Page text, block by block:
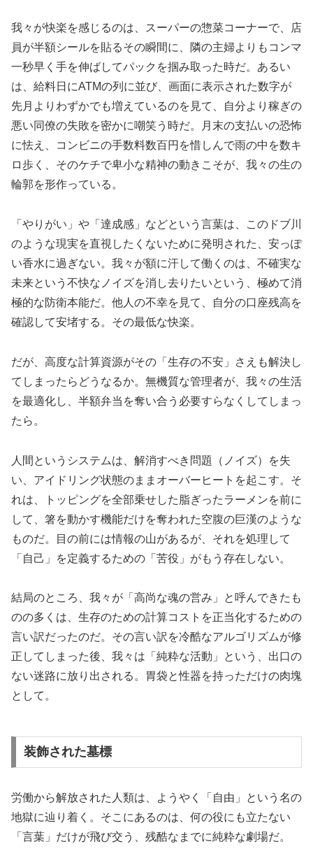
我々が快楽を感じるのは、スーパーの惣菜コーナーで、店
員が半額シールを貼るその瞬間に、隣の主婦よりもコンマ
一秒早く手を伸ばしてパックを掴み取った時だ。あるい
は、給料日にATMの列に並び、画面に表示された数字が
先月よりわずかでも増えているのを見て、自分より稼ぎの
悪い同僚の失敗を密かに嘲笑う時だ。月末の支払いの恐怖
に怯え、コンビニの手数料数百円を惜しんで雨の中を数キ
ロ歩く、そのケチで卑小な精神の動きこそが、我々の生の
輪郭を形作っている。
「やりがい」や「達成感」などという言葉は、このドブ川
のような現実を直視したくないために発明された、安っぽ
い香水に過ぎない。我々が額に汗して働くのは、不確実な
未来という不快なノイズを消し去りたいという、極めて消
極的な防衛本能だ。他人の不幸を見て、自分の口座残高を
確認して安堵する。その最低な快楽。
だが、高度な計算資源がその「生存の不安」さえも解決し
てしまったらどうなるか。無機質な管理者が、我々の生活
を最適化し、半額弁当を奪い合う必要すらなくしてしまっ
たら。
人間というシステムは、解消すべき問題（ノイズ）を失
い、アイドリング状態のままオーバーヒートを起こす。そ
れは、トッピングを全部乗せした脂ぎったラーメンを前に
して、箸を動かす機能だけを奪われた空腹の巨漢のような
ものだ。目の前には情報の山があるが、それを処理して
「自己」を定義するための「苦役」がもう存在しない。
結局のところ、我々が「高尚な魂の営み」と呼んできたも
のの多くは、生存のための計算コストを正当化するための
言い訳だったのだ。その言い訳を冷酷なアルゴリズムが修
正してしまった後、我々は「純粋な活動」という、出口の
ない迷路に放り出される。胃袋と性器を持っただけの肉塊
として。
装飾された墓標
労働から解放された人類は、ようやく「自由」という名の
地獄に辿り着く。そこにあるのは、何の役にも立たない
「言葉」だけが飛び交う、残酷なまでに純粋な劇場だ。